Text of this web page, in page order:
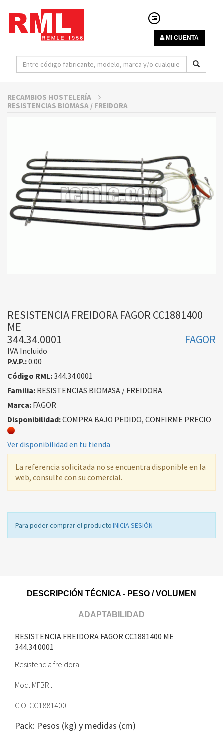
MI CUENTA
RECAMBIOS HOSTELERÍA
RESISTENCIAS BIOMASA / FREIDORA
RESISTENCIA FREIDORA FAGOR CC1881400
ME
344.34.0001
FAGOR
IVA Incluido
P.V.P.:0.00
Código RML:344.34.0001
Familia: RESISTENCIAS BIOMASA / FREIDORA
Marca: FAGOR
Disponibilidad:COMPRA BAJO PEDIDO, CONFIRME PRECIO
Ver disponibilidad en tu tienda
La referencia solicitada no se encuentra disponible en la
web, consulte con su comercial.
Para poder comprar el producto INICIA SESIÓN
DESCRIPCIÓN TÉCNICA - PESO / VOLUMEN
ADAPTABILIDAD
RESISTENCIA FREIDORA FAGOR CC1881400 ME
344.34.0001
Resistencia freidora.
Mod. MFBRI.
C.O. CC1881400.
Pack: Pesos (kg) y medidas (cm)